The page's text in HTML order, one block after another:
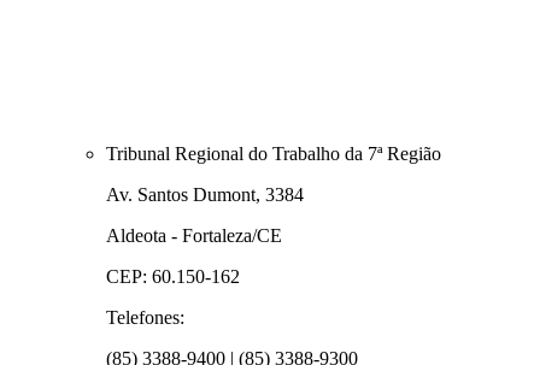
Tribunal Regional do Trabalho da 7ª Região
Av. Santos Dumont, 3384
Aldeota - Fortaleza/CE
CEP: 60.150-162
Telefones:
(85) 3388-9400 | (85) 3388-9300